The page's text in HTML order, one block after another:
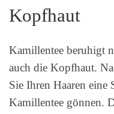
Kopfhaut
Kamillentee beruhigt
auch die Kopfhaut.
Sie Ihren Haaren
Kamillentee gönnen.